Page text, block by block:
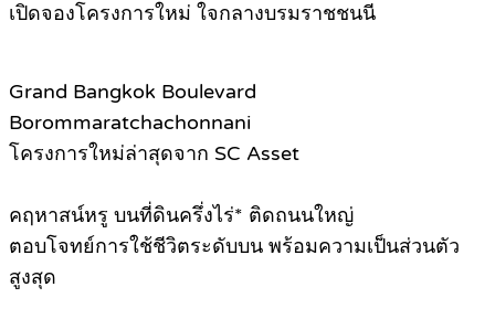
เปิดจองโครงการใหม่ ใจกลางบรมราชชนนี
Grand Bangkok Boulevard
Borommaratchachonnani
โครงการใหม่ล่าสุดจาก SC Asset
คฤหาสน์หรู บนที่ดินครึ่งไร่* ติดถนนใหญ่
ตอบโจทย์การใช้ชีวิตระดับบน พร้อมความเป็นส่วนตัว
สูงสุด